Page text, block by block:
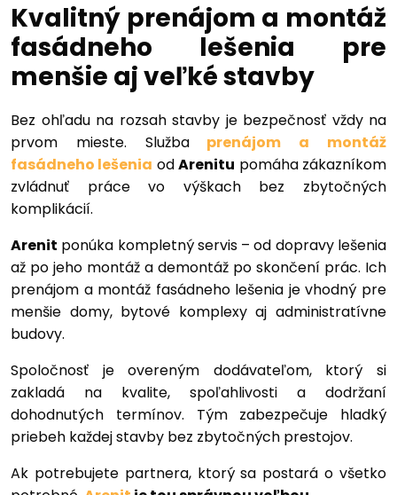
Kvalitný prenájom a montáž
fasádneho lešenia pre
menšie aj veľké stavby
Bez ohľadu na rozsah stavby je bezpečnosť vždy na
prvom mieste. Služba
prenájom a montáž
fasádneho lešenia odArenitu pomáha zákazníkom
zvládnuť práce vo výškach bez zbytočných
komplikácií.
Arenit ponúka kompletný servis – od dopravy lešenia
až po jeho montáž a demontáž po skončení prác. Ich
prenájom a montáž fasádneho lešenia je vhodný pre
menšie domy, bytové komplexy aj administratívne
budovy.
Spoločnosť je overeným dodávateľom, ktorý si
zakladá na kvalite, spoľahlivosti a dodržaní
dohodnutých termínov. Tým zabezpečuje hladký
priebeh každej stavby bez zbytočných prestojov.
Ak potrebujete partnera, ktorý sa postará o všetko